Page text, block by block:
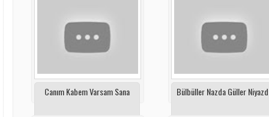
Canım Kabem Varsam Sana Bülbüller Nazda Güller